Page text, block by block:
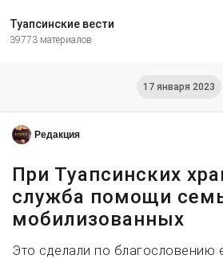
Туапсинские вести
39773 материалов
17 января 2023
Редакция
При Туапсинских
служба помощи
мобилизованных
Это сделали по благословению